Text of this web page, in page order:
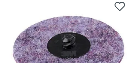
besonders für punktuelle Arbeiten, bei
denen anliegende Teile nicht beschädigt
werden sollen. Inhalt: 15 Scheiben pro
Pack Durchmesser: 50 mm